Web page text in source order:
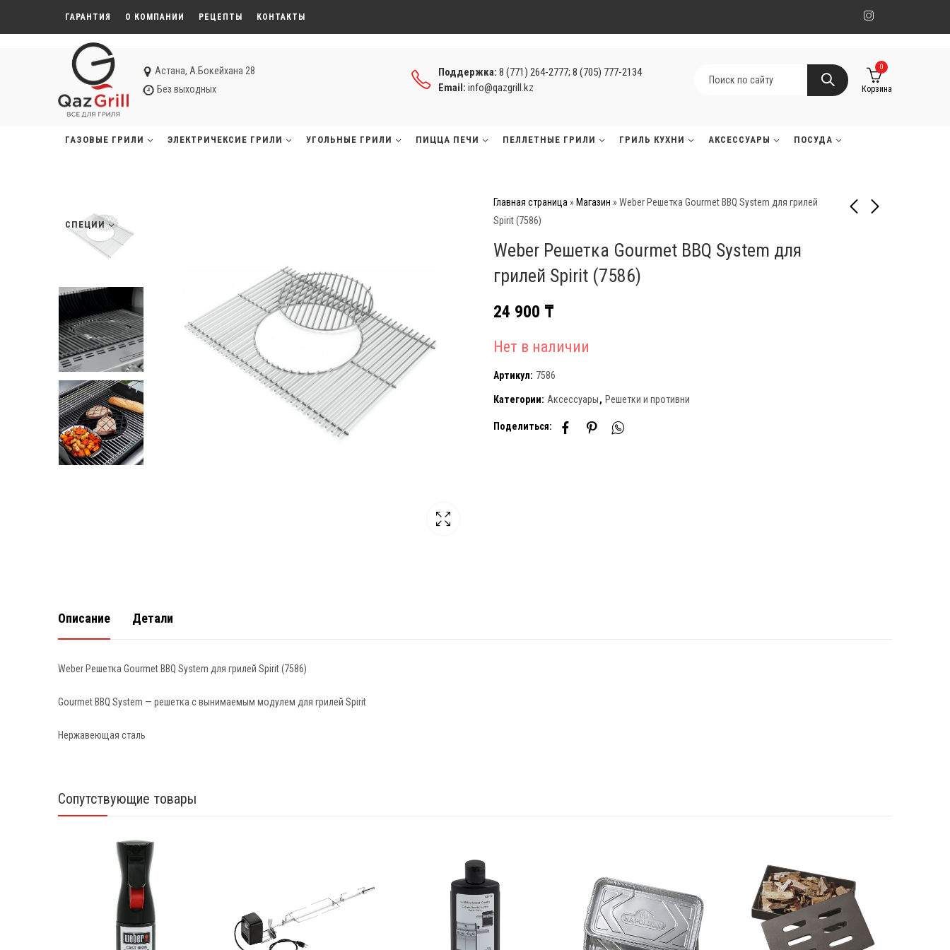
ГАРАНТИЯ О КОМПАНИИ РЕЦЕПТЫ КОНТАКТЫ
Астана, А.Бокейхана 28
Без выходных
Поддержка: 8 (771) 264-2777; 8 (705) 777-2134
Email: info@qazgrill.kz
0
Корзина
ГАЗОВЫЕ ГРИЛИ ЭЛЕКТРИЧЕКСИЕ ГРИЛИ УГОЛЬНЫЕ ГРИЛИ ПИЦЦА ПЕЧИ ПЕЛЛЕТНЫЕ ГРИЛИ ГРИЛЬ КУХНИ АКСЕССУАРЫ ПОСУДА
СПЕЦИИ
Главная страница » Магазин »Weber Решетка Gourmet BBQ System для грилей
Spirit (7586)
Weber Решетка Gourmet BBQ System для
грилей Spirit (7586)
Big Green Egg Решетка
Big Green Egg Решетка
24 900 ₸
Нет в наличии
Артикул: 7586
Категории: Аксессуары, Решетки и противни
Поделиться:
Описание Детали
Weber Решетка Gourmet BBQ System для грилей Spirit (7586)
Gourmet BBQ System — решетка с вынимаемым модулем для грилей Spirit
Нержавеющая сталь
Сопутствующие товары